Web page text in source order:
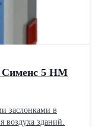
Сименс 5 НМ
заслонками в
воздуха зданий.